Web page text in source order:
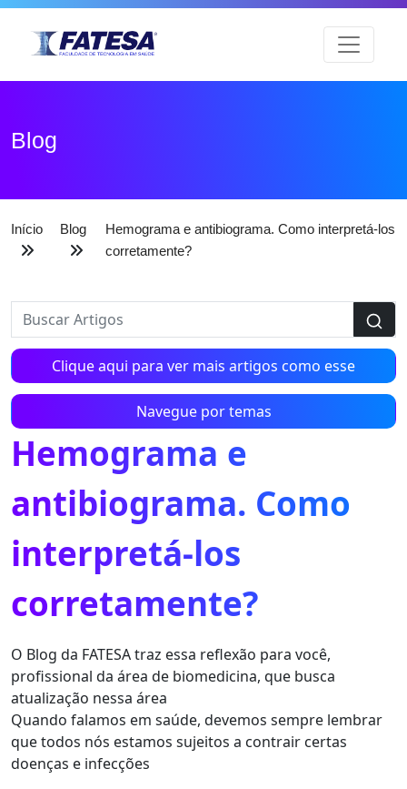
Blog
Início Blog
Hemograma e antibiograma. Como interpretá-los
corretamente?
Clique aqui para ver mais artigos como esse
Navegue por temas
Hemograma e
antibiograma. Como
interpretá-los
corretamente?
O Blog da FATESA traz essa reflexão para você,
profissional da área de biomedicina, que busca
atualização nessa área
Quando falamos em saúde, devemos sempre lembrar
que todos nós estamos sujeitos a contrair certas
doenças e infecções